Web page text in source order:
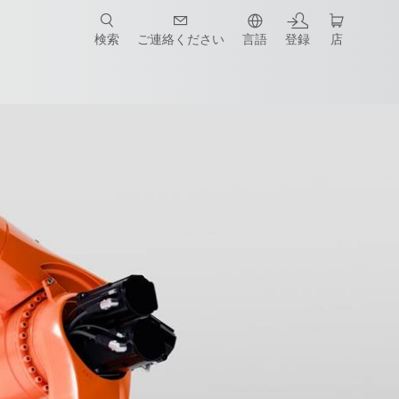
検索 ご連絡ください 言語 登録 店